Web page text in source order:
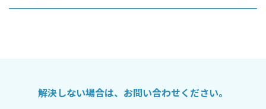
解決しない場合は、お問い合わせください。